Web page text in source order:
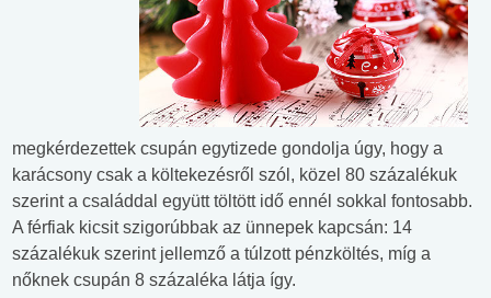
megkérdezettek csupán egytizede gondolja úgy, hogy a
karácsony csak a költekezésről szól, közel 80 százalékuk
szerint a családdal együtt töltött idő ennél sokkal fontosabb.
A férfiak kicsit szigorúbbak az ünnepek kapcsán: 14
százalékuk szerint jellemző a túlzott pénzköltés, míg a
nőknek csupán 8 százaléka látja így.